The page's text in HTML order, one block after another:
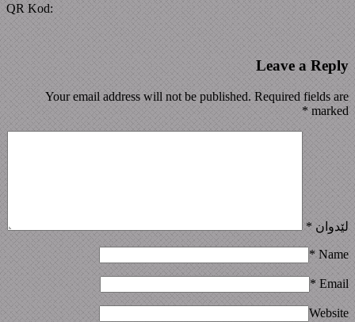
QR Kod:
Leave a Reply
Your email address will not be published. Required fields are
marked
*
لێدوان *
Name
*
Email
*
Website